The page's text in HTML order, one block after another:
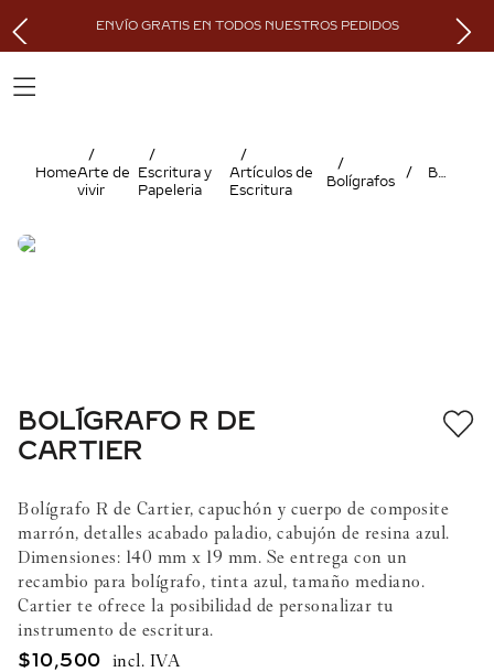
ENVÍO GRATIS EN TODOS NUESTROS PEDIDOS
Arte de
vivir
Escritura y
Papeleria
Artículos de
Escritura
Bolígrafos
BOLÍGRAFO R DE CARTIER
BOLÍGRAFO R DE
CARTIER
Bolígrafo R de Cartier, capuchón y cuerpo de composite
marrón, detalles acabado paladio, cabujón de resina azul.
Dimensiones: 140 mm x 19 mm. Se entrega con un
recambio para bolígrafo, tinta azul, tamaño mediano.
Cartier te ofrece la posibilidad de personalizar tu
instrumento de escritura.
$10,500